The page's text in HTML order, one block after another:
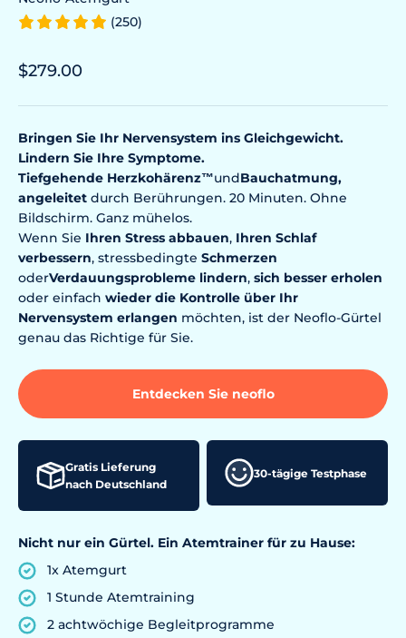
(250)
Prix de vente
$279.00
Bringen Sie Ihr Nervensystem ins Gleichgewicht.
Lindern Sie Ihre Symptome.
Tiefgehende Herzkohärenz™undBauchatmung,
angeleitet durch Berührungen. 20 Minuten. Ohne
Bildschirm. Ganz mühelos.
Wenn Sie Ihren Stress abbauen, Ihren Schlaf
verbessern, stressbedingte Schmerzen
oderVerdauungsprobleme lindern, sich besser erholen
oder einfach wieder die Kontrolle über Ihr
Nervensystem erlangen möchten, ist der Neoflo-Gürtel
genau das Richtige für Sie.
Entdecken Sie neoflo
Gratis Lieferung
nach Deutschland
30-tägige Testphase
Nicht nur ein Gürtel. Ein Atemtrainer für zu Hause:
1x Atemgurt
1 Stunde Atemtraining
2 achtwöchige Begleitprogramme